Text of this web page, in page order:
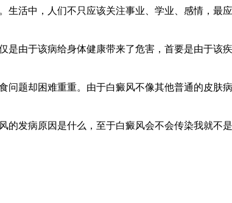
活中，人们不只应该关注事业、学业、感情，最
由于该病给身体健康带来了危害，首要是由于该
题却困难重重。由于白癜风不像其他普通的皮肤
发病原因是什么，至于白癜风会不会传染我就不